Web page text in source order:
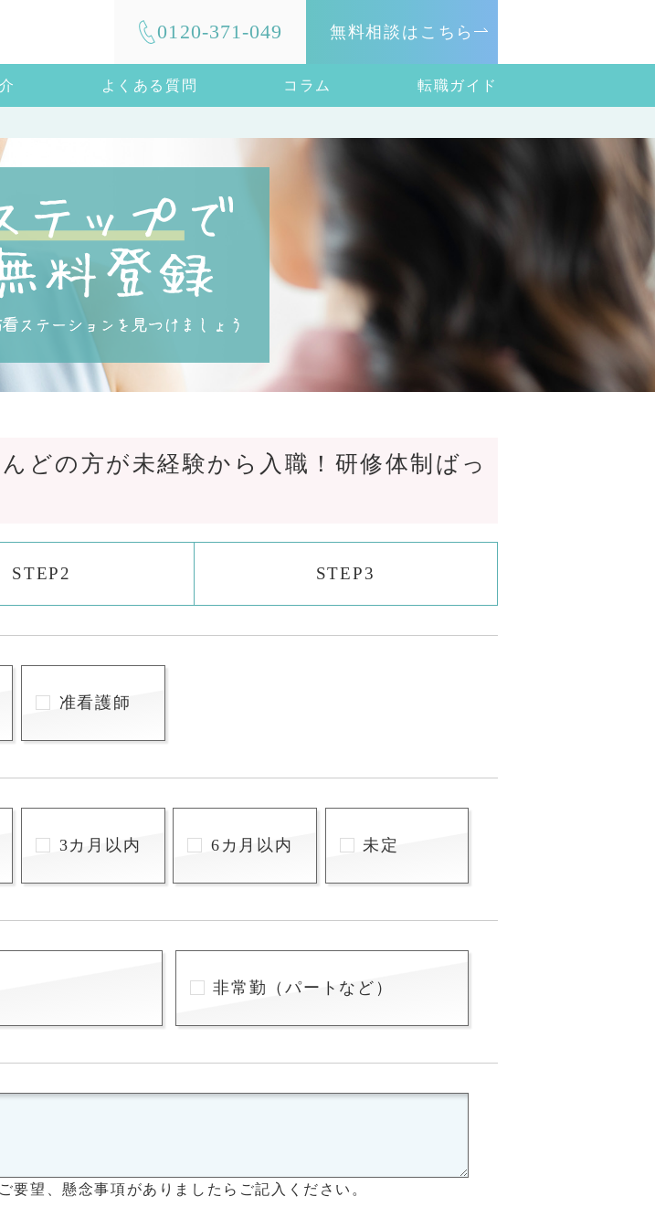
0120-371-049 無料相談はこちら
よくある質問 コラム 転職ガイド
どの方が未経験から入職！研修体制ばっ
STEP2 STEP3
准看護師
3カ月以内 6カ月以内 未定
非常勤（パートなど）
要望、懸念事項がありましたらご記入ください。